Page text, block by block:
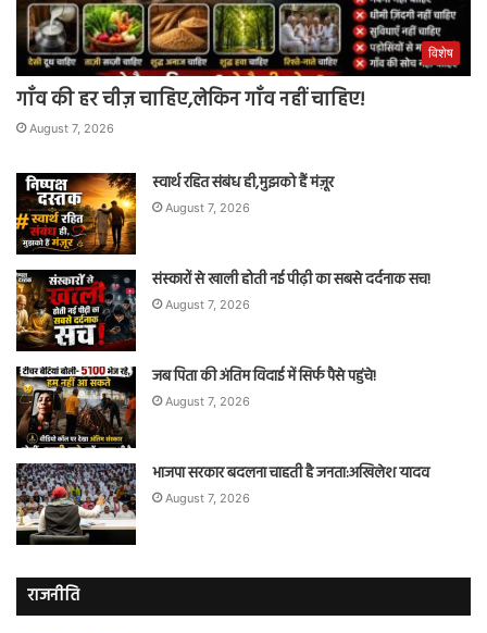
विशेष
गाँव की हर चीज़ चाहिए,लेकिन गाँव नहीं चाहिए!
August 7, 2026
स्वार्थ रहित संबंध ही,मुझको हैं मंज़ूर
August 7, 2026
संस्कारों से खाली होती नई पीढ़ी का सबसे दर्दनाक सच!
August 7, 2026
जब पिता की अंतिम विदाई में सिर्फ पैसे पहुंचे!
August 7, 2026
भाजपा सरकार बदलना चाहती है जनता:अखिलेश यादव
August 7, 2026
राजनीति